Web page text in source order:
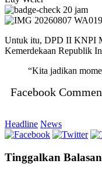
20 jam
Untuk itu, DPD II KNPI
Kemerdekaan Republik
“Kita jadikan
Facebook
Headline News
Tinggalkan Balasan